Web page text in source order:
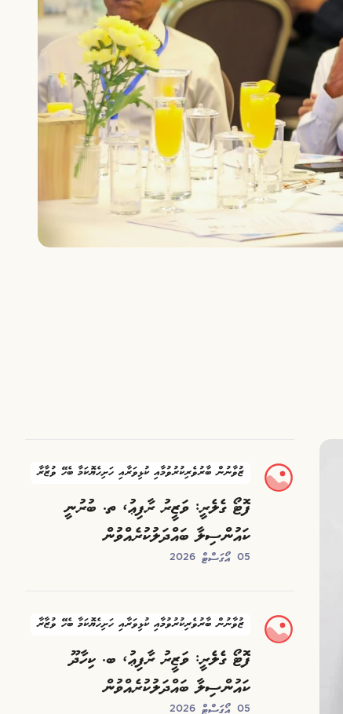
ޒުވާނުން ބާރުވެރިކުރުވުމާއި ކުޅިވަރާއި ހަށިހެޔޮކަމާ ބެހޭ ވުޒާރާ
ފޮޓޯ ގެލެރީ: ވަޒީރު ރާފިޢު، ތ. ބުރުނީ
ކައުންސިލާ ބައްދަލުކުރެއްވުން
05 އޯގަސްޓް 2026
ޒުވާނުން ބާރުވެރިކުރުވުމާއި ކުޅިވަރާއި ހަށިހެޔޮކަމާ ބެހޭ ވުޒާރާ
ފޮޓޯ ގެލެރީ: ވަޒީރު ރާފިޢު، ބ. ކިހާދޫ
ކައުންސިލާ ބައްދަލުކުރެއްވުން
05 އޯގަސްޓް 2026